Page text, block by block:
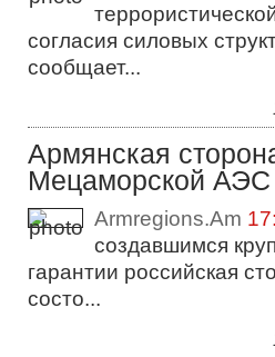
согласия силовых
сообщает...
Армянская
Мецаморской АЭС
Armregions.Am
создавшимся
гарантии российская
состо...